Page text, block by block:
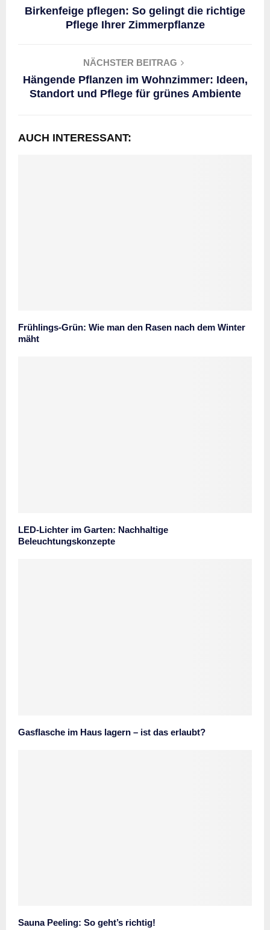
Birkenfeige pflegen: So gelingt die richtige
Pflege Ihrer Zimmerpflanze
NÄCHSTER BEITRAG
Hängende Pflanzen im Wohnzimmer: Ideen,
Standort und Pflege für grünes Ambiente
AUCH INTERESSANT:
Frühlings-Grün: Wie man den Rasen nach dem Winter
mäht
LED-Lichter im Garten: Nachhaltige
Beleuchtungskonzepte
Gasflasche im Haus lagern – ist das erlaubt?
Sauna Peeling: So geht’s richtig!